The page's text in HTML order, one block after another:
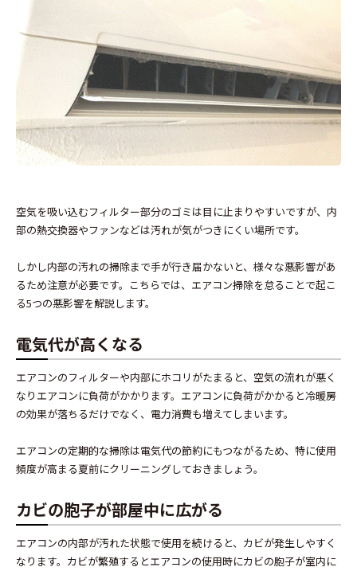
空気を吸い込むフィルター部分のゴミは目に止まりやすいですが、内
部の熱交換器やファンなどは汚れが気がつきにくい場所です。
しかし内部の汚れの掃除まで手が行き届かないと、様々な悪影響があ
るため注意が必要です。こちらでは、エアコン掃除を怠ることで起こ
る5つの悪影響を解説します。
電気代が高くなる
エアコンのフィルターや内部にホコリがたまると、空気の流れが悪く
なりエアコンに負荷がかかります。エアコンに負荷がかかると冷暖房
の効果が落ちるだけでなく、電力消費も増えてしまいます。
エアコンの定期的な掃除は電気代の節約にもつながるため、特に使用
頻度が高まる夏前にクリーニングしておきましょう。
カビの胞子が部屋中に広がる
エアコンの内部が汚れた状態で使用を続けると、カビが発生しやすく
なります。カビが繁殖するとエアコンの使用時にカビの胞子が室内に